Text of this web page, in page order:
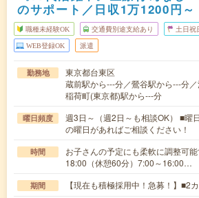
のサポート／日収1万1200円～
職種未経験OK 交通費別途支給あり 土日祝
WEB登録OK 派遣
勤務地
東京都台東区
蔵前駅から---分／鶯谷駅から---分
稲荷町(東京都)駅から---分
曜日頻度
週3日～（週2日～も相談OK） ■曜
の曜日があればご相談ください！
時間
お子さんの予定にも柔軟に調整可
18:00（休憩60分）7:00～16:00…
期間 【現在も積極採用中！急募！】■2